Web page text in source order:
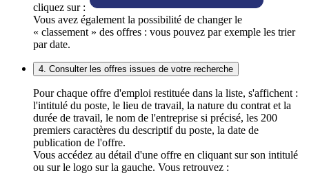
cliquez sur :
Vous avez également la possibilité de changer le
« classement » des offres : vous pouvez par exemple les trier
par date.
4. Consulter les offres issues de votre recherche
Pour chaque offre d'emploi restituée dans la liste, s'affichent :
l'intitulé du poste, le lieu de travail, la nature du contrat et la
durée de travail, le nom de l'entreprise si précisé, les 200
premiers caractères du descriptif du poste, la date de
publication de l'offre.
Vous accédez au détail d'une offre en cliquant sur son intitulé
ou sur le logo sur la gauche. Vous retrouvez :